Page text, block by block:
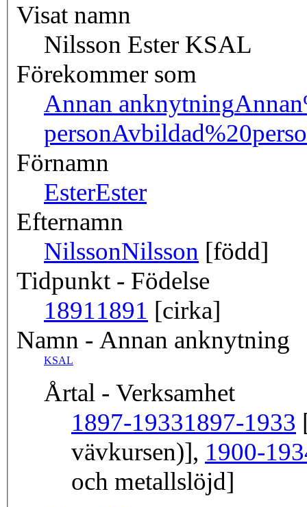
Visat namn
Nilsson Ester KSAL
Förekommer som
Annan anknytning
person
Förnamn
EsterEster
Efternamn
NilssonNilsson [född]
Tidpunkt - Födelse
18911891 [cirka]
Namn - Annan anknytning
KSAL
Årtal - Verksamhet
1897-19331897-1933
vävkursen)], 1900-
och metallslöjd]